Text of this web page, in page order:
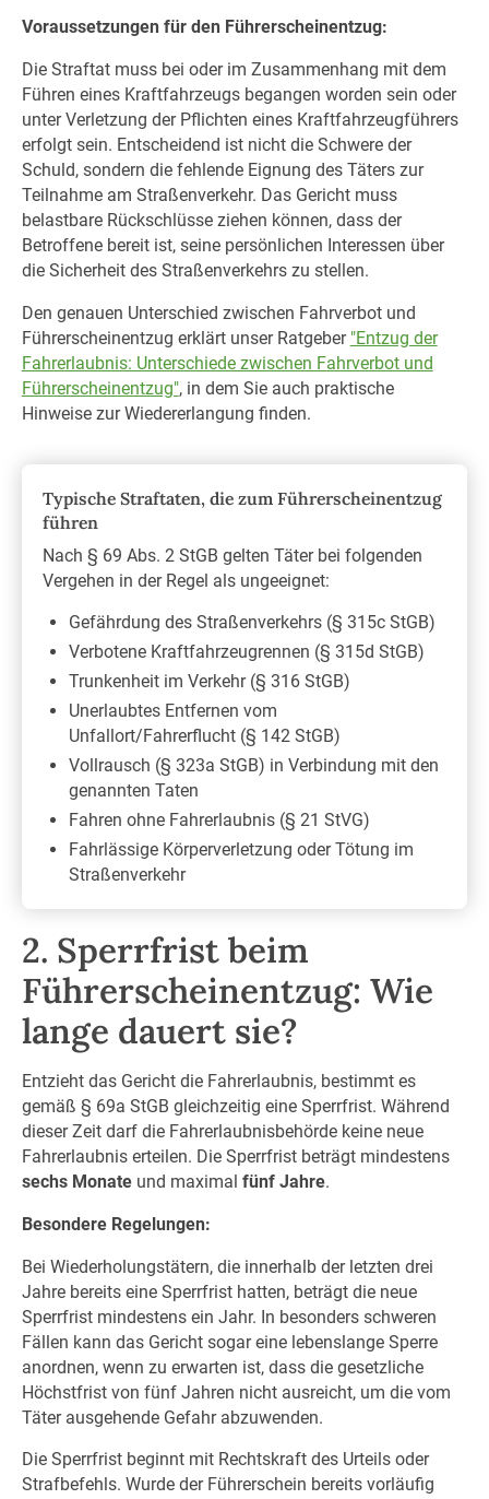
Voraussetzungen für den Führerscheinentzug:
Die Straftat muss bei oder im Zusammenhang mit dem
Führen eines Kraftfahrzeugs begangen worden sein oder
unter Verletzung der Pflichten eines Kraftfahrzeugführers
erfolgt sein. Entscheidend ist nicht die Schwere der
Schuld, sondern die fehlende Eignung des Täters zur
Teilnahme am Straßenverkehr. Das Gericht muss
belastbare Rückschlüsse ziehen können, dass der
Betroffene bereit ist, seine persönlichen Interessen über
die Sicherheit des Straßenverkehrs zu stellen.
Den genauen Unterschied zwischen Fahrverbot und
Führerscheinentzug erklärt unser Ratgeber "Entzug der
Fahrerlaubnis: Unterschiede zwischen Fahrverbot und
Führerscheinentzug", in dem Sie auch praktische
Hinweise zur Wiedererlangung finden.
Typische Straftaten, die zum Führerscheinentzug
führen
Nach § 69 Abs. 2 StGB gelten Täter bei folgenden
Vergehen in der Regel als ungeeignet:
Gefährdung des Straßenverkehrs (§ 315c StGB)
Verbotene Kraftfahrzeugrennen (§ 315d StGB)
Trunkenheit im Verkehr (§ 316 StGB)
Unerlaubtes Entfernen vom
Unfallort/Fahrerflucht (§ 142 StGB)
Vollrausch (§ 323a StGB) in Verbindung mit den
genannten Taten
Fahren ohne Fahrerlaubnis (§ 21 StVG)
Fahrlässige Körperverletzung oder Tötung im
Straßenverkehr
2. Sperrfrist beim
Führerscheinentzug: Wie
lange dauert sie?
Entzieht das Gericht die Fahrerlaubnis, bestimmt es
gemäß § 69a StGB gleichzeitig eine Sperrfrist. Während
dieser Zeit darf die Fahrerlaubnisbehörde keine neue
Fahrerlaubnis erteilen. Die Sperrfrist beträgt mindestens
sechs Monateund maximal fünf Jahre.
Besondere Regelungen:
Bei Wiederholungstätern, die innerhalb der letzten drei
Jahre bereits eine Sperrfrist hatten, beträgt die neue
Sperrfrist mindestens ein Jahr. In besonders schweren
Fällen kann das Gericht sogar eine lebenslange Sperre
anordnen, wenn zu erwarten ist, dass die gesetzliche
Höchstfrist von fünf Jahren nicht ausreicht, um die vom
Täter ausgehende Gefahr abzuwenden.
Die Sperrfrist beginnt mit Rechtskraft des Urteils oder
Strafbefehls. Wurde der Führerschein bereits vorläufig